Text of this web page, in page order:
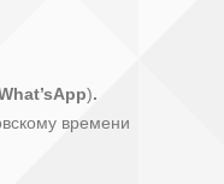
).
времени